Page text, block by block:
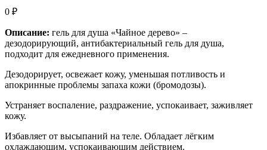
0 ₽
Описание: гель для душа «Чайное дерево» –
дезодорирующий, антибактериальный гель для душа,
подходит для ежедневного применения.
Дезодорирует, освежает кожу, уменьшая потливость и
апокринные проблемы запаха кожи (бромодозы).
Устраняет воспаление, раздражение, успокаивает, заживляет
кожу.
Избавляет от высыпаний на теле. Обладает лёгким
охлаждающим, успокаивающим действием.